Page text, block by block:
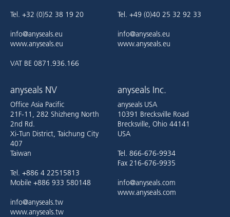
Tel. +32 (0)52 38 19 20
info@anyseals.eu
www.anyseals.eu
VAT BE 0871.936.166
Tel. +49 (0)40 25 32 92 33
info@anyseals.eu
www.anyseals.eu
anyseals NV
Office Asia Pacific
21F-11, 282 Shizheng North
2nd Rd.
Xi-Tun District, Taichung City
407
Taiwan
Tel. +886 4 22515813
Mobile +886 933 580148
info@anyseals.tw
www.anyseals.tw
anyseals Inc.
anyseals USA
10391 Brecksville Road
Brecksville, Ohio 44141
USA
Tel. 866-676-9934
Fax 216-676-9935
info@anyseals.com
www.anyseals.com